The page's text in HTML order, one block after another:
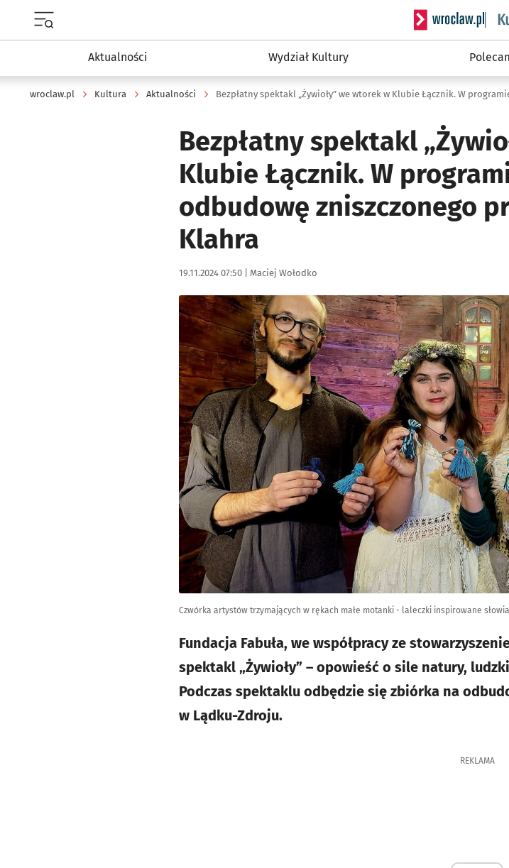
Serwis
Aktualności Wydział Kultury
wroclaw.pl Kultura Aktualności
Bezpłatny spektakl
Klubie Łącznik. W
odbudowę zniszczonego
Klahra
Data publikacji:
19.11.2024 07:50 | Autor:
Maciej Wołodko
Kliknij, aby powiększyć
Czwórka artystów trzymających w rękach małe motanki - laleczki inspirowane
Fundacja Fabuła, we współpracy ze
spektakl „Żywioły” – opowieść o sile natury,
Podczas spektaklu odbędzie się zbiórka na
w Lądku-Zdroju.
REKLAMA